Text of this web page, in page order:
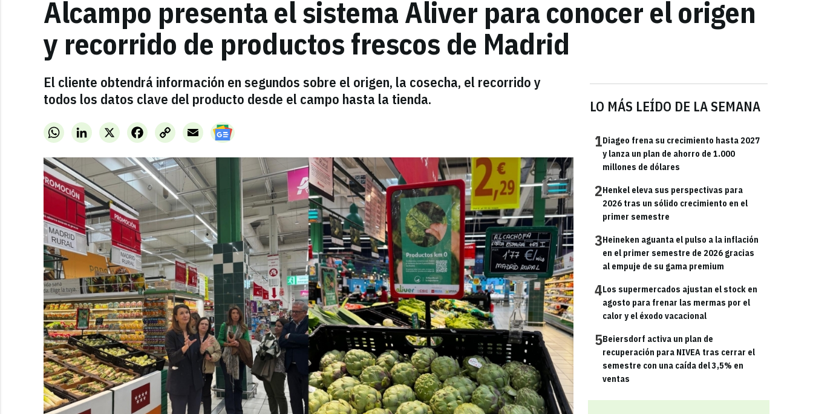
Alcampo presenta el sistema Aliver para conocer el origen
y recorrido de productos frescos de Madrid
El cliente obtendrá información en segundos sobre el origen, la cosecha, el recorrido y
todos los datos clave del producto desde el campo hasta la tienda.
WhatsAppLinkedInX FacebookCopy
Link
Email
LO MÁS LEÍDO DE LA SEMANA
1Diageo frena su crecimiento hasta 2027
y lanza un plan de ahorro de 1.000
millones de dólares
2Henkel eleva sus perspectivas para
2026 tras un sólido crecimiento en el
primer semestre
3Heineken aguanta el pulso a la inflación
en el primer semestre de 2026 gracias
al empuje de su gama premium
4Los supermercados ajustan el stock en
agosto para frenar las mermas por el
calor y el éxodo vacacional
5Beiersdorf activa un plan de
recuperación para NIVEA tras cerrar el
semestre con una caída del 3,5% en
ventas